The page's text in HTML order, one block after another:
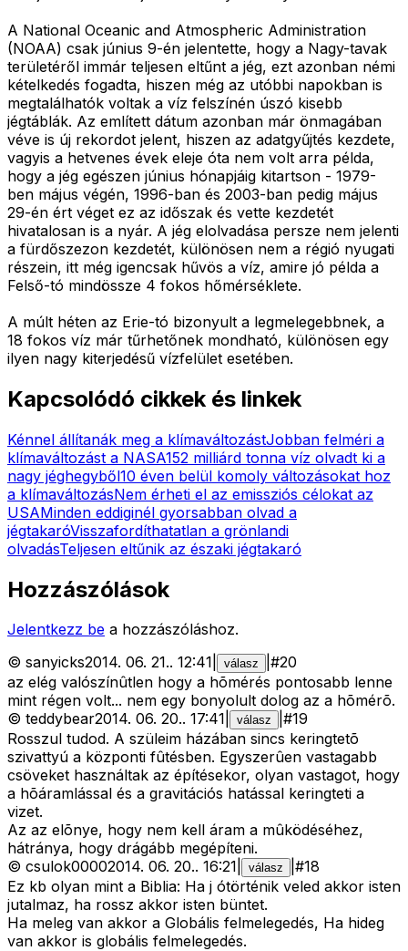
A National Oceanic and Atmospheric Administration
(NOAA) csak június 9-én jelentette, hogy a Nagy-tavak
területéről immár teljesen eltűnt a jég, ezt azonban némi
kételkedés fogadta, hiszen még az utóbbi napokban is
megtalálhatók voltak a víz felszínén úszó kisebb
jégtáblák. Az említett dátum azonban már önmagában
véve is új rekordot jelent, hiszen az adatgyűjtés kezdete,
vagyis a hetvenes évek eleje óta nem volt arra példa,
hogy a jég egészen június hónapjáig kitartson - 1979-
ben május végén, 1996-ban és 2003-ban pedig május
29-én ért véget ez az időszak és vette kezdetét
hivatalosan is a nyár. A jég elolvadása persze nem jelenti
a fürdőszezon kezdetét, különösen nem a régió nyugati
részein, itt még igencsak hűvös a víz, amire jó példa a
Felső-tó mindössze 4 fokos hőmérséklete.
A múlt héten az Erie-tó bizonyult a legmelegebbnek, a
18 fokos víz már tűrhetőnek mondható, különösen egy
ilyen nagy kiterjedésű vízfelület esetében.
Kapcsolódó cikkek és linkek
Kénnel állítanák meg a klímaváltozástJobban felméri a
klímaváltozást a NASA152 milliárd tonna víz olvadt ki a
nagy jéghegyből10 éven belül komoly változásokat hoz
a klímaváltozásNem érheti el az emissziós célokat az
USAMinden eddiginél gyorsabban olvad a
jégtakaróVisszafordíthatatlan a grönlandi
olvadásTeljesen eltűnik az északi jégtakaró
Hozzászólások
Jelentkezz be a hozzászóláshoz.
© sanyicks2014. 06. 21.. 12:41 válasz #20
az elég valószínûtlen hogy a hõmérés pontosabb lenne
mint régen volt... nem egy bonyolult dolog az a hõmérõ.
© teddybear2014. 06. 20.. 17:41 válasz #19
Rosszul tudod. A szüleim házában sincs keringtetõ
szivattyú a központi fûtésben. Egyszerûen vastagabb
csöveket használtak az építésekor, olyan vastagot, hogy
a hõáramlással és a gravitációs hatással keringteti a
vizet.
Az az elõnye, hogy nem kell áram a mûködéséhez,
hátránya, hogy drágább megépíteni.
© csulok00002014. 06. 20.. 16:21 válasz #18
Ez kb olyan mint a Biblia: Ha j ótörténik veled akkor isten
jutalmaz, ha rossz akkor isten büntet.
Ha meleg van akkor a Globális felmelegedés, Ha hideg
van akkor is globális felmelegedés.